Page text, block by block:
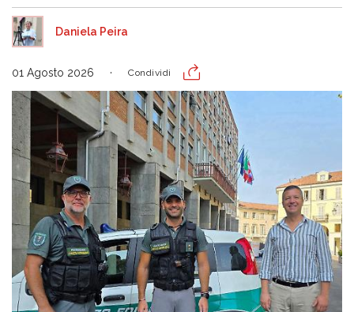
Daniela Peira
01 Agosto 2026 Condividi